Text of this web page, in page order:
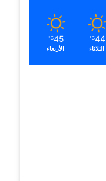
44
℃
الثلاثاء
45
℃
الأربعاء